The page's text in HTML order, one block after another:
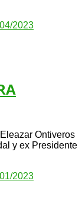
2023
Ontiveros
y ex Presidente
2023